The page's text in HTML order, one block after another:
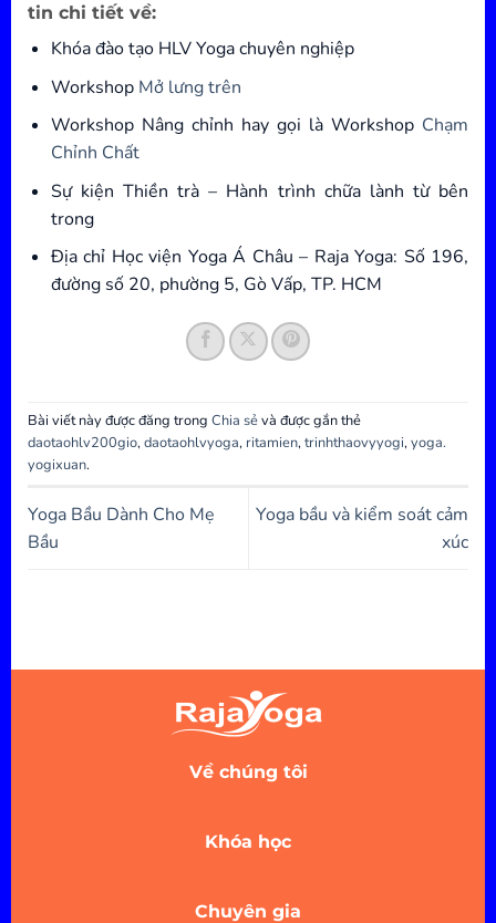
tin chi tiết về:
Khóa đào tạo HLV Yoga chuyên nghiệp
Workshop Mở lưng trên
Workshop Nâng chỉnh hay gọi là Workshop Chạm
Chỉnh Chất
Sự kiện Thiền trà – Hành trình chữa lành từ bên
trong
Địa chỉ Học viện Yoga Á Châu – Raja Yoga: Số 196,
đường số 20, phường 5, Gò Vấp, TP. HCM
Bài viết này được đăng trong Chia sẻvà được gắn thẻ
daotaohlv200gio,daotaohlvyoga, ritamien,trinhthaovyyogi,yoga.
yogixuan.
Yoga Bầu Dành Cho Mẹ
Bầu
Yoga bầu và kiểm soát cảm
xúc
Về chúng tôi
Khóa học
Chuyên gia